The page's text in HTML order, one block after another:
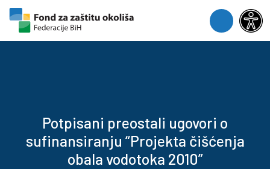
Skip to content
Skip to footer
Menu
Potpisani preostali ugovori o
sufinansiranju “Projekta čišćenja
obala vodotoka 2010”